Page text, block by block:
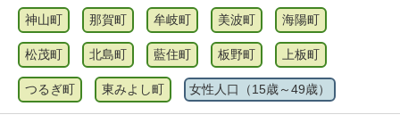
神山町 那賀町 牟岐町 美波町 海陽町
松茂町 北島町 藍住町 板野町 上板町
つるぎ町 東みよし町 女性人口（15歳～49歳）